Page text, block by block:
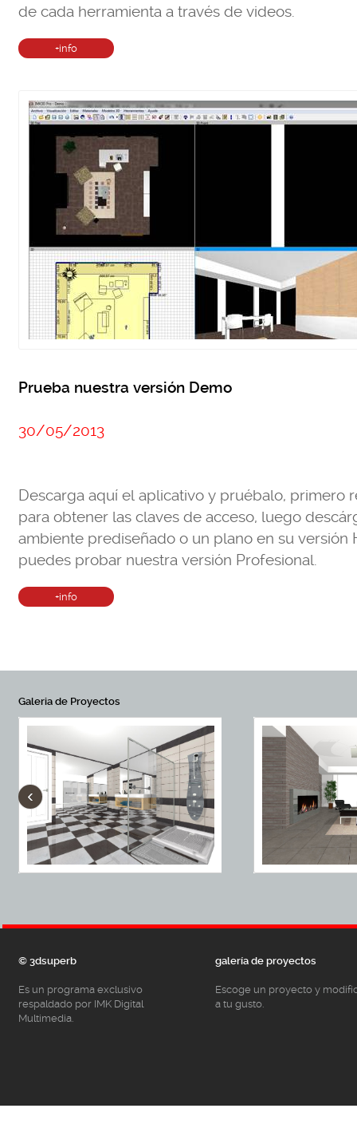
de cada herramienta a través de videos.
Prueba nuestra versión Demo
30/05/2013
Descarga aquí el aplicativo y pruébalo, primero
para obtener las claves de acceso, luego
ambiente prediseñado o un plano en su versión
puedes probar nuestra versión Profesional.
Galeria de Proyectos
‹
© 3dsuperb
Es un programa exclusivo
respaldado por IMK Digital
Multimedia.
galería de proyectos
Escoge un proyecto y
a tu gusto.